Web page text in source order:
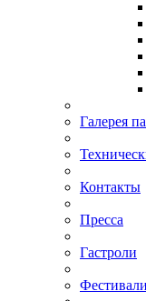
Галерея
Контакты
Пресса
Гастроли
Фестивали